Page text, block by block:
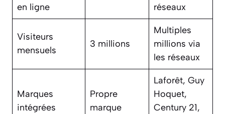
en ligne
réseaux
Visiteurs
mensuels
3 millions
Multiples
millions via
les réseaux
Marques
intégrées
Propre
marque
Laforêt, Guy
Hoquet,
Century 21,